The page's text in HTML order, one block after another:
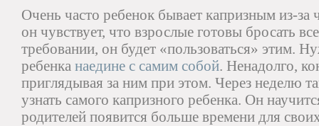
Очень часто ребенок бывает капризным из-за
он чувствует, что взрослые готовы бросать
требовании, он будет «пользоваться» этим.
ребенка наедине с самим собой. Ненадолго,
приглядывая за ним при этом. Через неделю
узнать самого капризного ребенка. Он
родителей появится больше времени для